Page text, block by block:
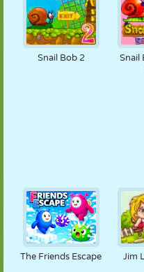
Snail Bob 2
Snail
The Friends Escape Jim